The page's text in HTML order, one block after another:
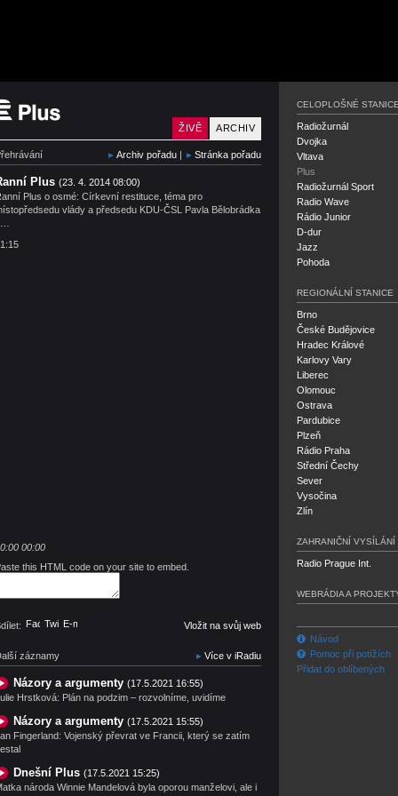
ARCHIV
ŽIVĚ
Archiv pořadu | Stránka pořadu
Plus (23. 4. 2014 08:00)
Plus o osmé: Církevní restituce, téma pro
vlády a předsedu KDU-ČSL Pavla Bělobrádka
00:00
this HTML code on your site to embed.
Facebook
TwitterE-mail Vložit na svůj web
záznamy Více v iRadiu
Názory a argumenty (17.5.2021 16:55)
Hrstková: Plán na podzim – rozvolníme, uvidíme
Názory a argumenty (17.5.2021 15:55)
Fingerland: Vojenský převrat ve Francii, který se zatím
Dnešní Plus (17.5.2021 15:25)
národa Winnie Mandelová byla oporou manželovi, ale i
CELOPLOŠNÉ
Radiožurnál
Dvojka
Vltava
Plus
Radiožurnál Sport
Radio Wave
Rádio Junior
D-dur
Jazz
Pohoda
REGIONÁLNÍ STANICE
Brno
České Budějovice
Hradec Králové
Karlovy Vary
Liberec
Olomouc
Ostrava
Pardubice
Plzeň
Rádio Praha
Střední Čechy
Sever
Vysočina
Zlín
ZAHRANIČNÍ VYSÍLÁNÍ
Radio Prague Int.
WEBRÁDIA A
Návod
Pomoc při potížích
Přidat do oblíbených